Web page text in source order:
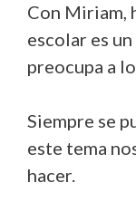
Con Miriam,
escolar es
preocupa a
Siempre se
este tema
hacer.